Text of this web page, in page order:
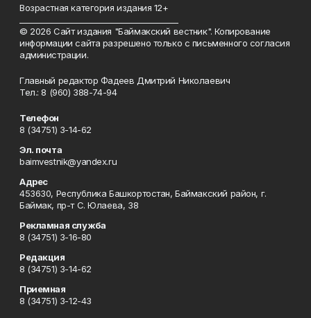
Возрастная категория издания 12+
© 2026 Сайт издания "Баймакский вестник". Копирование
информации сайта разрешено только с письменного согласия
администрации.
Главный редактор Фадеев Дмитрий Николаевич
Тел.: 8 (960) 388-74-94
Телефон
8 (34751) 3-14-62
Эл. почта
baimvestnik@yandex.ru
Адрес
453630, Республика Башкортостан, Баймакский район, г.
Баймак, пр-т С. Юлаева, 38
Рекламная служба
8 (34751) 3-16-80
Редакция
8 (34751) 3-14-62
Приемная
8 (34751) 3-12-43